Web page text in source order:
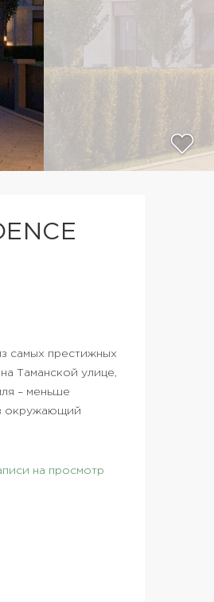
самых престижных
Таманской улице,
– меньше
окружающий
на просмотр